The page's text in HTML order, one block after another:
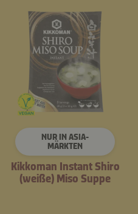
NUR IN ASIA-
MÄRKTEN
Kikkoman Instant Shiro
(weiße) Miso Suppe